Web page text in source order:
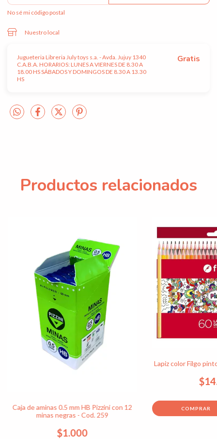
No sé mi código postal
Nuestro local
Jugueteria Libreria July toys s.a. - Avda. Jujuy 1340
C.A.B.A. HORARIOS: LUNES A VIERNES DE 8.30 A
18.00 HS SÁBADOS Y DOMINGOS DE 8.30 A 13.30
HS
Gratis
Productos relacionados
Caja de aminas 0.5 mm HB Pizzini con 12
minas negras - Cod. 259
$1.000
Lapiz color Filgo